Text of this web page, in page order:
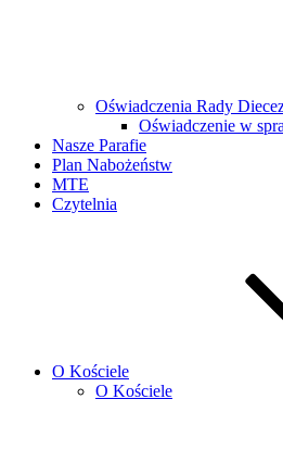
Oświadczenia Rady
Oświadczenie w
Nasze Parafie
Plan Nabożeństw
MTE
Czytelnia
O Kościele
O Kościele